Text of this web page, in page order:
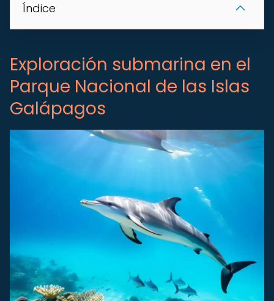
Índice
Exploración submarina en el
Parque Nacional de las Islas
Galápagos